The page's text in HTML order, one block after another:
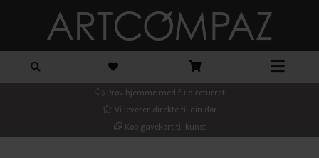
Prøv hjemme med fuld returret
Vi leverer direkte til din dør
Køb gavekort til kunst